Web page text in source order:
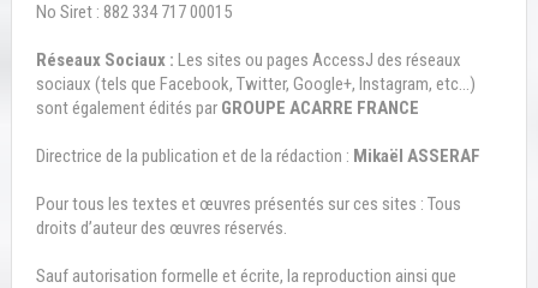
No Siret : 882 334 717 00015
Réseaux Sociaux : Les sites ou pages AccessJ des réseaux
sociaux (tels que Facebook, Twitter, Google+, Instagram, etc…)
sont également édités par GROUPE ACARRE FRANCE
Directrice de la publication et de la rédaction : Mikaël ASSERAF
Pour tous les textes et œuvres présentés sur ces sites : Tous
droits d’auteur des œuvres réservés.
Sauf autorisation formelle et écrite, la reproduction ainsi que